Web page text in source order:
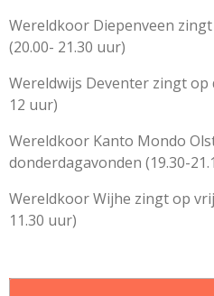
Wereldkoor Diepenveen
(20.00- 21.30 uur)
Wereldwijs Deventer zingt op
12 uur)
Wereldkoor Kanto Mondo
donderdagavonden (19.30-
Wereldkoor Wijhe zingt op
11.30 uur)